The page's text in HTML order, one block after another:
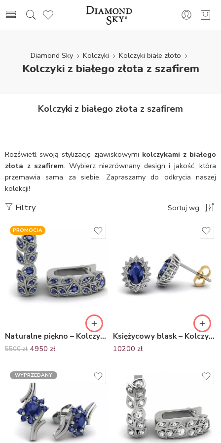
Diamond Sky Kolczyki Kolczyki białe złoto
Kolczyki z białego złota z szafirem
Kolczyki z białego złota z szafirem
Rozświetl swoją stylizację zjawiskowymi kolczykami z białego
złota z szafirem. Wybierz niezrównany design i jakość, która
przemawia sama za siebie. Zapraszamy do odkrycia naszej
kolekcji!
Filtry Sortuj wg:
PROMOCJA
Naturalne piękno – Kolczyki z białego złota z szafirami, Diamond Sky
5500zł 4950 zł
Księżycowy blask – Kolczyki z białego i żółtego złota Diamond Sky z szafirami i diamentami
10200 zł
WYPRZEDANY